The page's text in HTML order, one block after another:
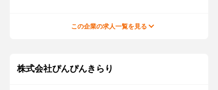
この企業の求人一覧を見る
株式会社ぴんぴんきらり